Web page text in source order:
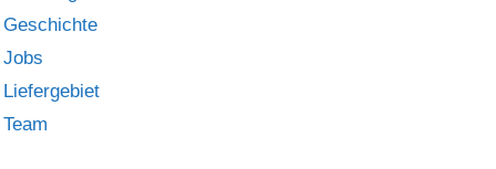
Geschichte
Jobs
Liefergebiet
Team